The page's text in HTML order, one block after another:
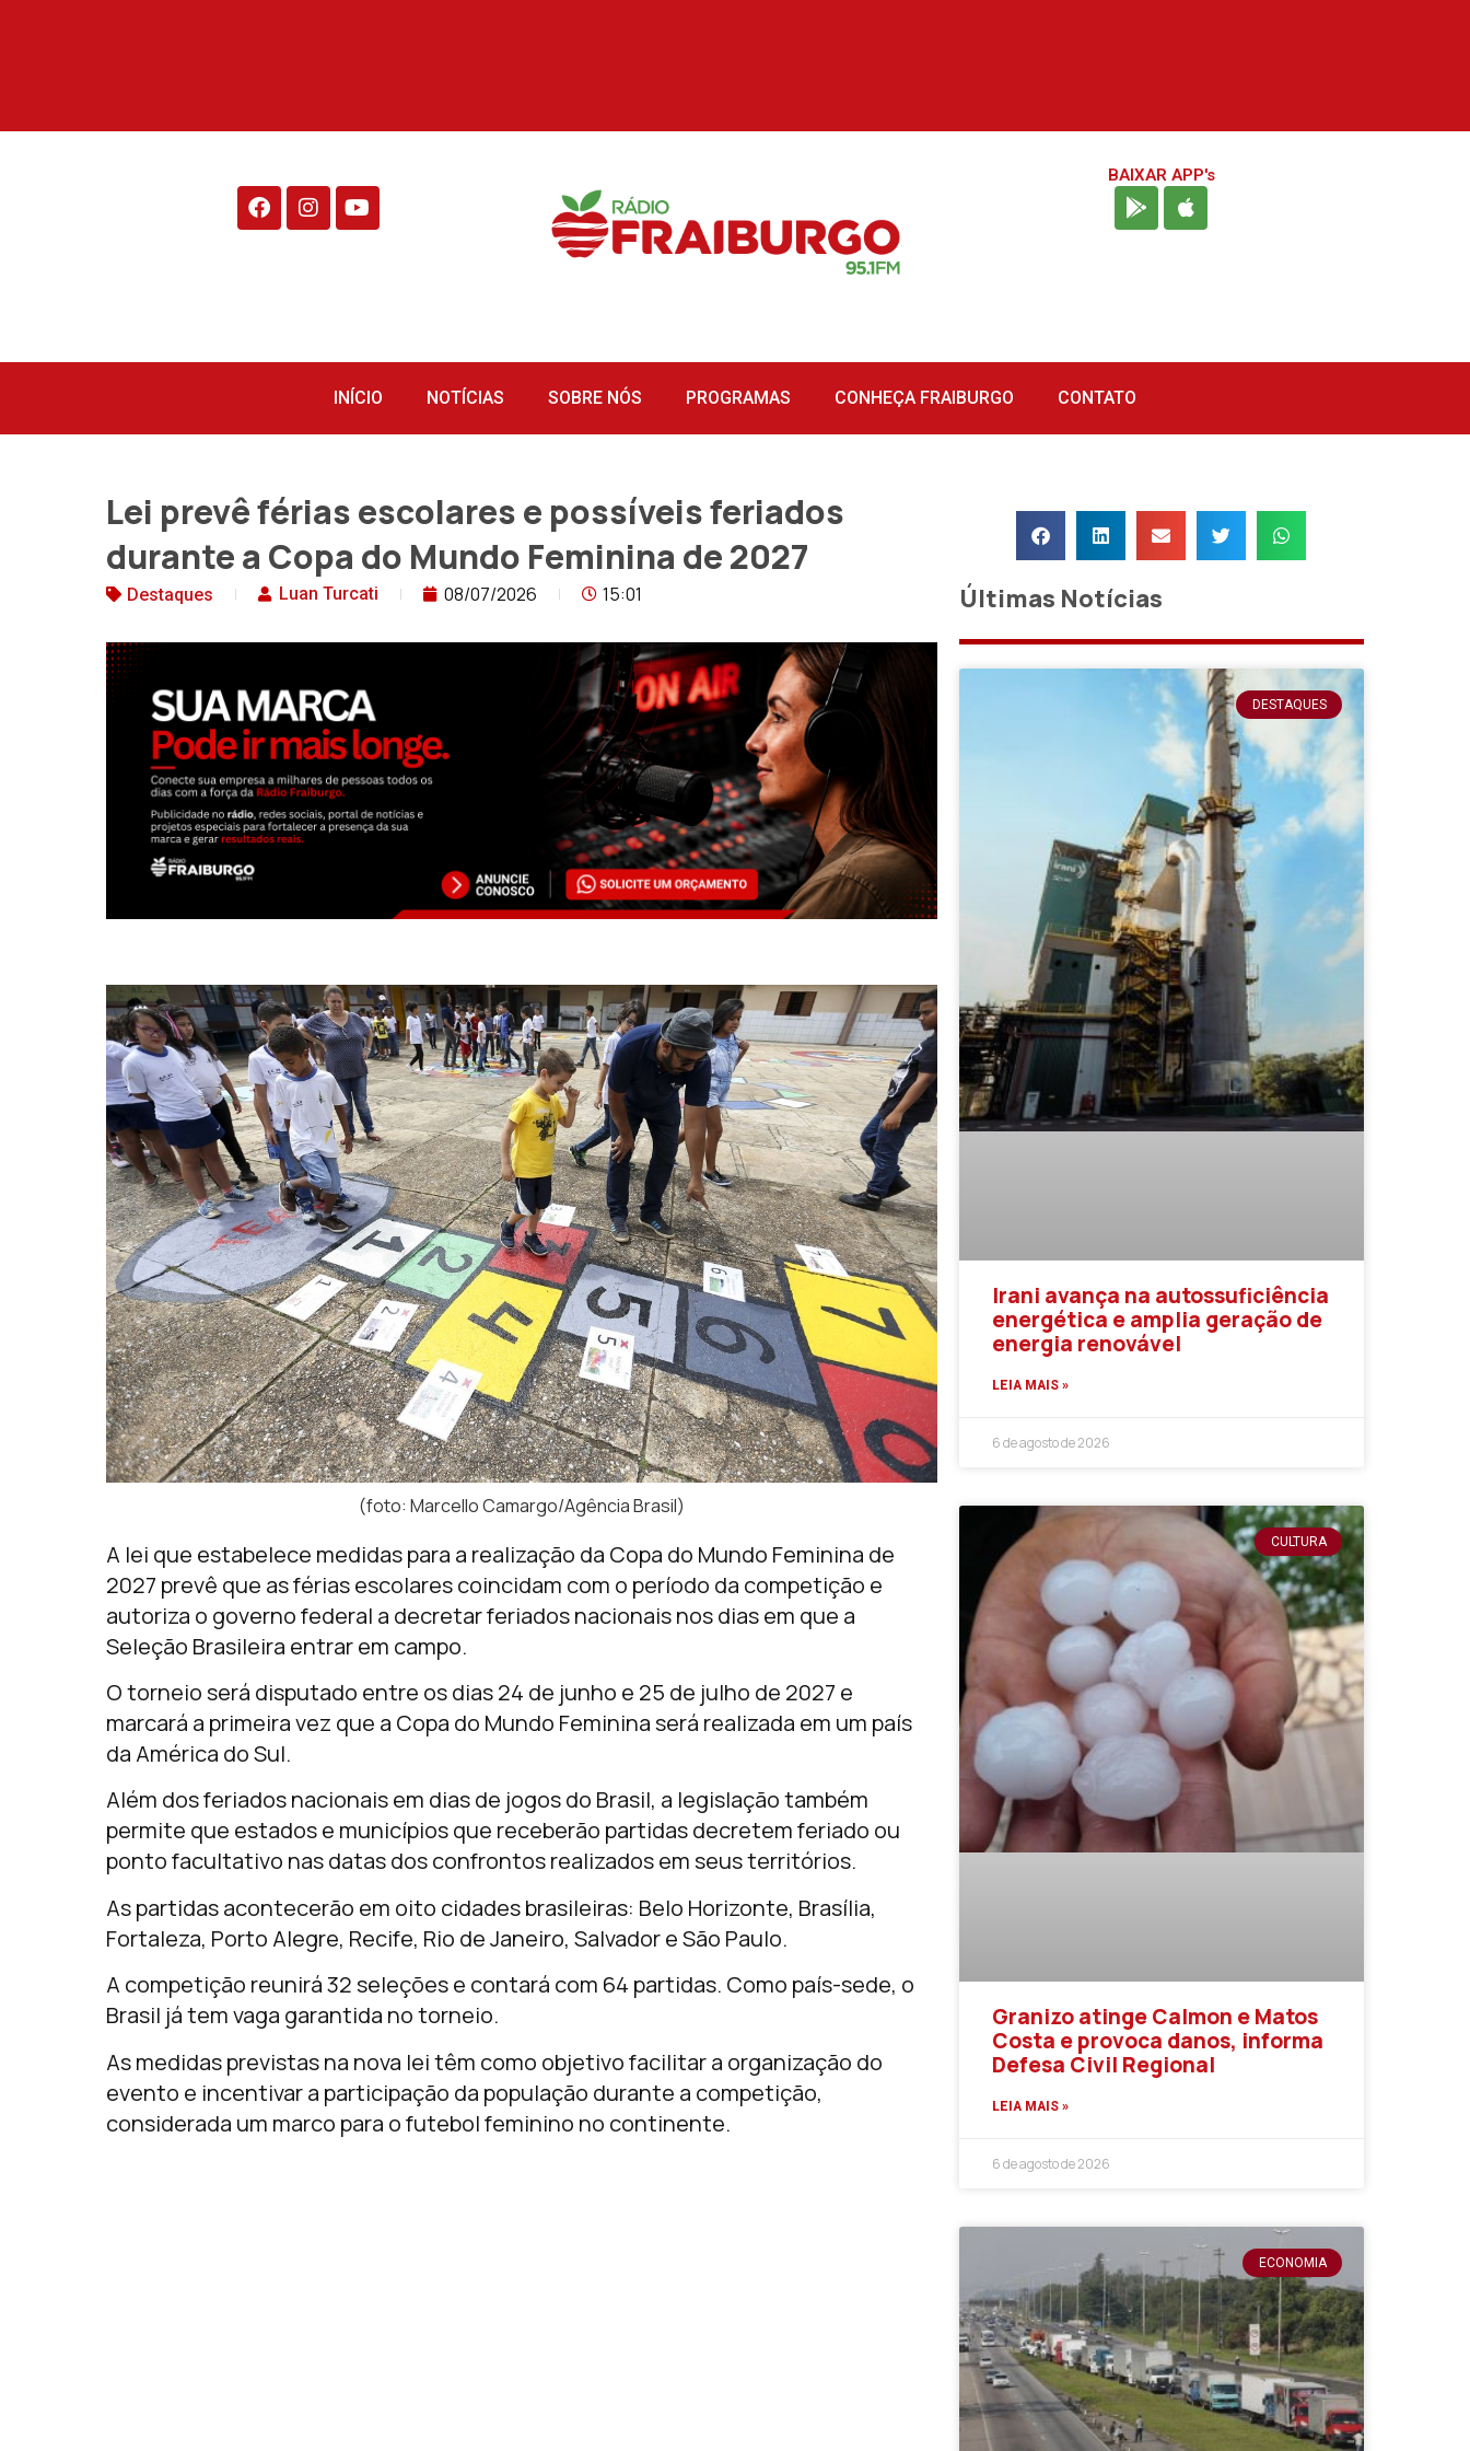
BAIXAR APP's
INÍCIO NOTÍCIAS SOBRE NÓS PROGRAMAS CONHEÇA FRAIBURGO CONTATO
Lei prevê férias escolares e possíveis feriados
durante a Copa do Mundo Feminina de 2027
Destaques Luan Turcati 08/07/2026 15:01
(foto: Marcello Camargo/Agência Brasil)
A lei que estabelece medidas para a realização da Copa do Mundo Feminina de
2027 prevê que as férias escolares coincidam com o período da competição e
autoriza o governo federal a decretar feriados nacionais nos dias em que a
Seleção Brasileira entrar em campo.
O torneio será disputado entre os dias 24 de junho e 25 de julho de 2027 e
marcará a primeira vez que a Copa do Mundo Feminina será realizada em um país
da América do Sul.
Além dos feriados nacionais em dias de jogos do Brasil, a legislação também
permite que estados e municípios que receberão partidas decretem feriado ou
ponto facultativo nas datas dos confrontos realizados em seus territórios.
As partidas acontecerão em oito cidades brasileiras: Belo Horizonte, Brasília,
Fortaleza, Porto Alegre, Recife, Rio de Janeiro, Salvador e São Paulo.
A competição reunirá 32 seleções e contará com 64 partidas. Como país-sede, o
Brasil já tem vaga garantida no torneio.
As medidas previstas na nova lei têm como objetivo facilitar a organização do
evento e incentivar a participação da população durante a competição,
considerada um marco para o futebol feminino no continente.
Últimas Notícias
DESTAQUES
Irani avança na autossuficiência
energética e amplia geração de
energia renovável
LEIA MAIS »
6 de agosto de 2026
CULTURA
Granizo atinge Calmon e Matos
Costa e provoca danos, informa
Defesa Civil Regional
LEIA MAIS »
6 de agosto de 2026
ECONOMIA